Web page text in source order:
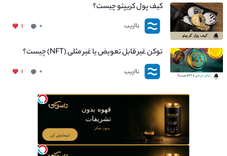
کیف پول کریپتو چیست؟
نااریب ۰ ۱
توکن غیر قابل تعویض یا غیر مثلی (NFT) چیست؟
نااریب ۰ ۱